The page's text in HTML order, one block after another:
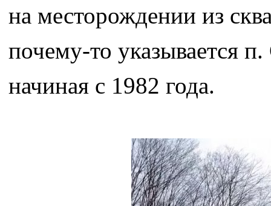
на месторождении из
почему-то указывается
начиная с 1982 года.